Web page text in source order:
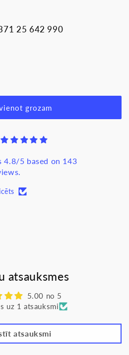
25 642 990
grozam
4.8/5 based on 143
atsauksmes
5.00 no 5
uz 1 atsauksmi
atsauksmi